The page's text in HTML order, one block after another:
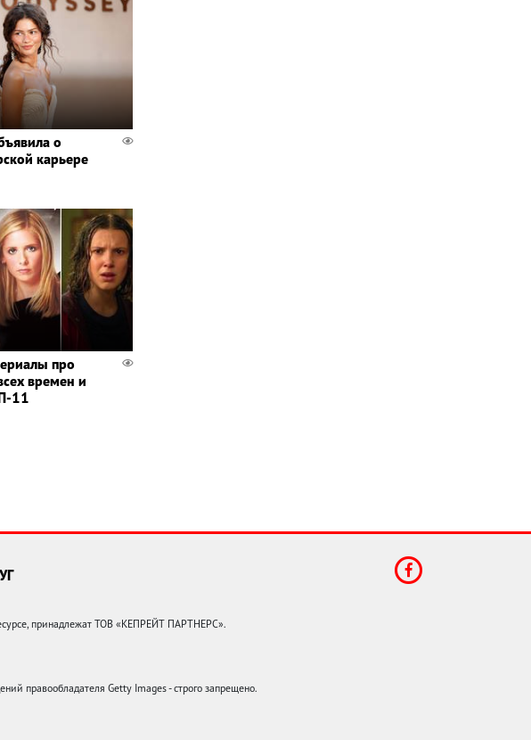
о
карьере
про
времен и
11
принадлежат ТОВ «КЕПРЕЙТ ПАРТНЕРС».
правообладателя Getty Images - строго запрещено.